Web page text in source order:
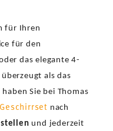
für Ihren
für den
das elegante 4-
als das
haben Sie bei Thomas
Geschirrset nach
und jederzeit